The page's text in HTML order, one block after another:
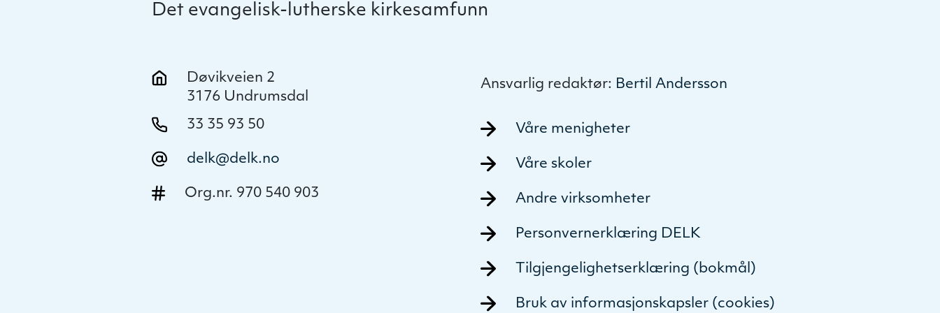
Det evangelisk-lutherske kirkesamfunn
Døvikveien 2
3176 Undrumsdal
33 35 93 50
delk@delk.no
Org.nr. 970 540 903
Ansvarlig redaktør: Bertil Andersson
Våre menigheter
Våre skoler
Andre virksomheter
Personvernerklæring DELK
Tilgjengelighetserklæring (bokmål)
Bruk av informasjonskapsler (cookies)